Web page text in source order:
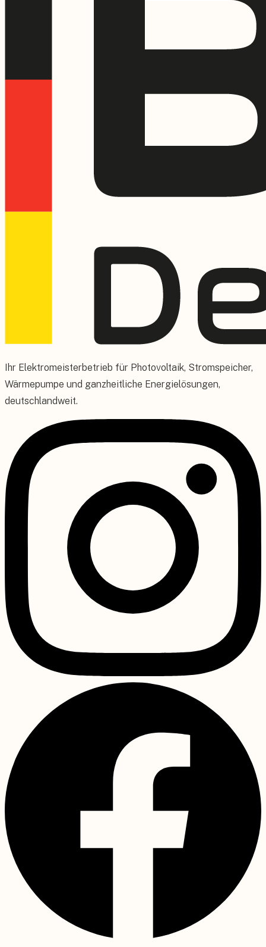
Ihr Elektromeisterbetrieb für Photovoltaik, Stromspeicher,
Wärmepumpe und ganzheitliche Energielösungen,
deutschlandweit.